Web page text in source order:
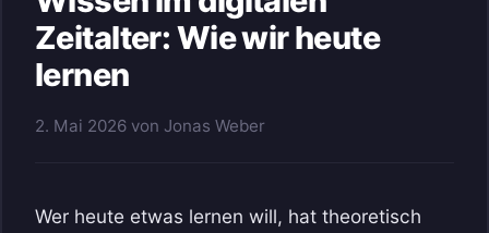
Zeitalter: Wie wir heute
lernen
2. Mai 2026 von Jonas Weber
Wer heute etwas lernen will, hat theoretisch